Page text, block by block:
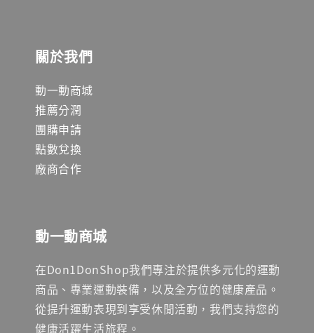
關於我們
動一動商城
推薦分潤
團購申請
點數兌換
廠商合作
動一動商城
在Don1DonShop我們專注於提供多元化的運動
商品、專業運動裝備，以及全方位的健康產品。
從提升運動表現到享受休閒活動，我們支持您的
健康活躍生活旅程。